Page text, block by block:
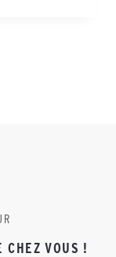
CHEZ VOUS !